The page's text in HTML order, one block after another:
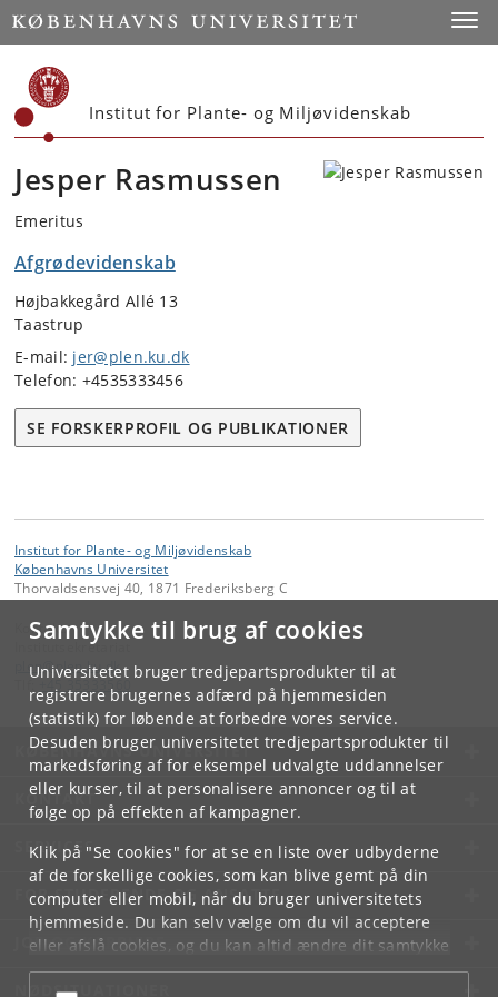
Samtykke til brug af cookies
Universitetet bruger tredjepartsprodukter til at
registrere brugernes adfærd på hjemmesiden
(statistik) for løbende at forbedre vores service.
Desuden bruger universitetet tredjepartsprodukter til
markedsføring af for eksempel udvalgte uddannelser
eller kurser, til at personalisere annoncer og til at
følge op på effekten af kampagner.
Klik på "Se cookies" for at se en liste over udbyderne
af de forskellige cookies, som kan blive gemt på din
computer eller mobil, når du bruger universitetets
hjemmeside. Du kan selv vælge om du vil acceptere
eller afslå cookies, og du kan altid ændre dit samtykke
underCookie- og privatlivspolitiksom du finder i
bunden af hver side.
Start
Institut for Plante- og Miljøvidenskab
Jesper Rasmussen
Emeritus
Afgrødevidenskab
Højbakkegård Allé 13
Taastrup
E-mail: jer@plen.ku.dk
Telefon: +4535333456
SE FORSKERPROFIL OG PUBLIKATIONER
Institut for Plante- og Miljøvidenskab
Københavns Universitet
Thorvaldsensvej 40, 1871 Frederiksberg C
Kontakt:
Institutsekretariat
plen@plen.ku.dk
KØBENHAVNS UNIVERSITET
KONTAKT
SERVICES
FOR STUDERENDE OG ANSATTE
JOB OG KARRIERE
NØDSITUATIONER